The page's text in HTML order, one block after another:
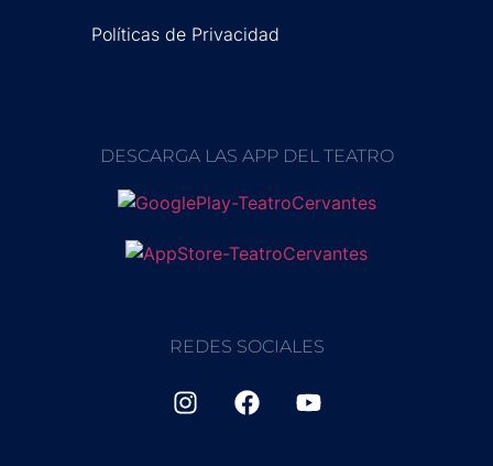
Políticas de Privacidad
DESCARGA LAS APP DEL TEATRO
REDES SOCIALES